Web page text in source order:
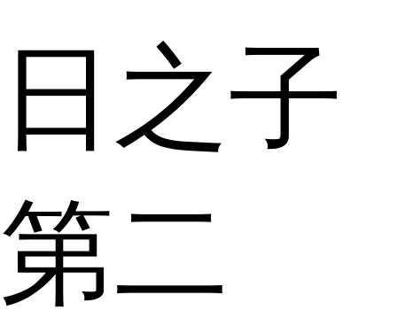
日之子
第二